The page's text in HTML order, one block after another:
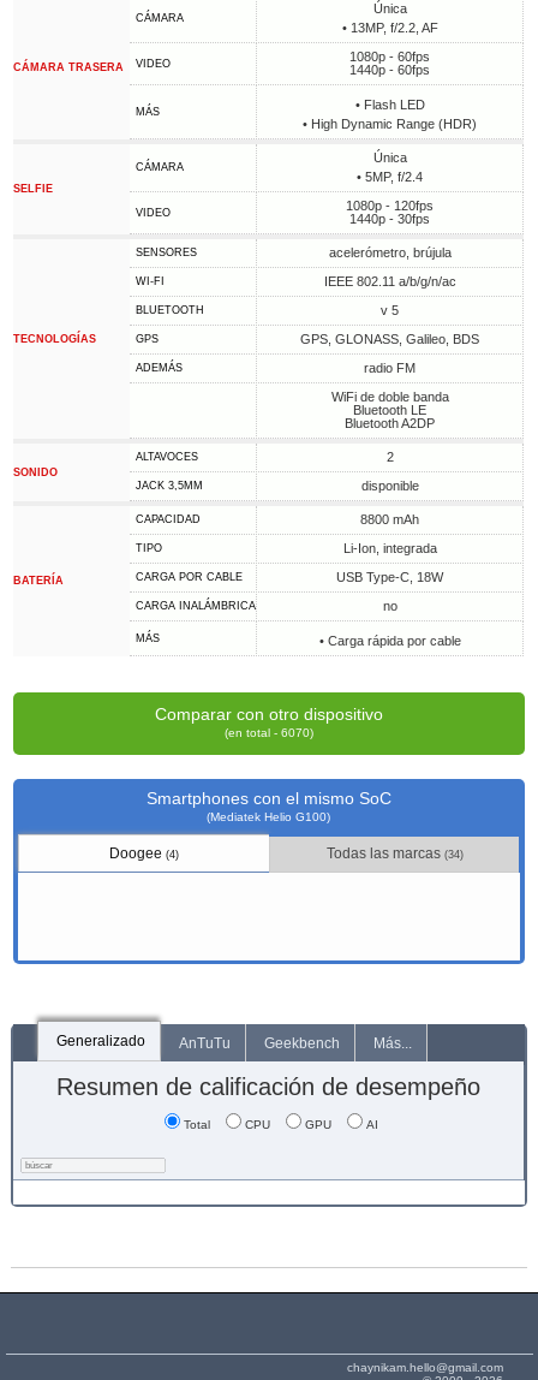
CÁMARA TRASERA
CÁMARA
Única
• 13MP, f/2.2, AF
VIDEO
1080p - 60fps
1440p - 60fps
MÁS
• Flash LED
• High Dynamic Range (HDR)
SELFIE
CÁMARA
Única
• 5MP, f/2.4
VIDEO
1080p - 120fps
1440p - 30fps
TECNOLOGÍAS
SENSORES acelerómetro, brújula
WI-FI IEEE 802.11 a/b/g/n/ac
BLUETOOTH v 5
GPS GPS, GLONASS, Galileo, BDS
ADEMÁS
radio FM
WiFi de doble banda
Bluetooth LE
Bluetooth A2DP
SONIDO
ALTAVOCES 2
JACK 3,5MM disponible
BATERÍA
CAPACIDAD 8800 mAh
TIPO Li-Ion, integrada
CARGA POR CABLE USB Type-C, 18W
CARGA INALÁMBRICA no
MÁS • Carga rápida por cable
Comparar con otro dispositivo
(en total - 6070)
Smartphones con el mismo SoC
(Mediatek Helio G100)
Doogee(4) Todas las marcas (34)
Generalizado AnTuTu Geekbench Más...
Resumen de calificación de desempeño
Total CPU GPU AI
chaynikam.hello@gmail.com